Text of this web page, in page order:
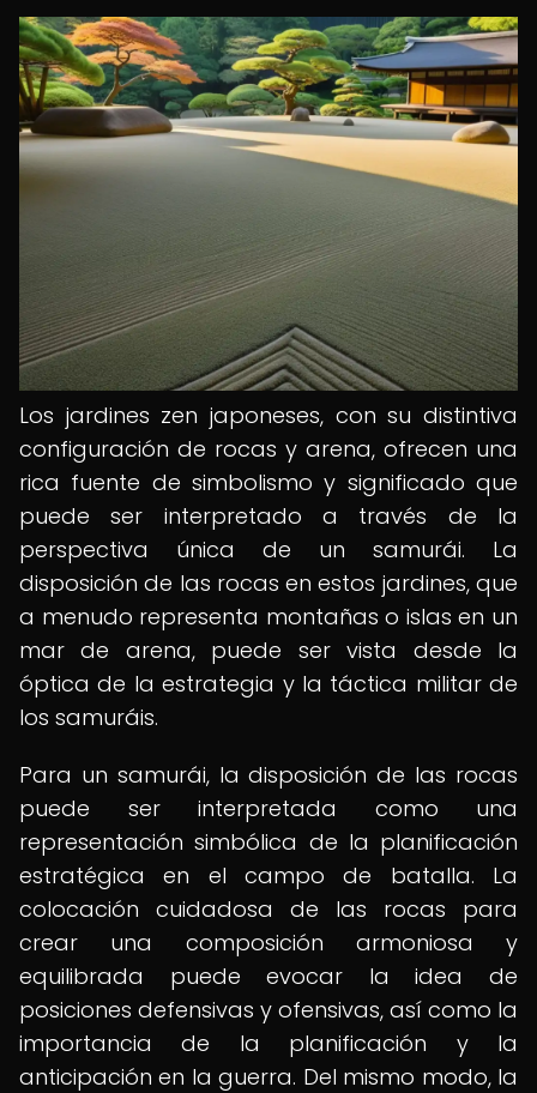
Los jardines zen japoneses, con su distintiva
configuración de rocas y arena, ofrecen una
rica fuente de simbolismo y significado que
puede ser interpretado a través de la
perspectiva única de un samurái. La
disposición de las rocas en estos jardines, que
a menudo representa montañas o islas en un
mar de arena, puede ser vista desde la
óptica de la estrategia y la táctica militar de
los samuráis.
Para un samurái, la disposición de las rocas
puede ser interpretada como una
representación simbólica de la planificación
estratégica en el campo de batalla. La
colocación cuidadosa de las rocas para
crear una composición armoniosa y
equilibrada puede evocar la idea de
posiciones defensivas y ofensivas, así como la
importancia de la planificación y la
anticipación en la guerra. Del mismo modo, la